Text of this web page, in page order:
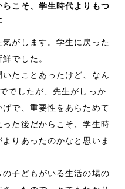
こそ、学生時代よりもつ
がします。学生に戻った
でした。
たことあったけど、なん
でしたが、先生がしっか
で、重要性をあらためて
た後だからこそ、学生時
りあったのかなと思いま
子どもがいる生活の場の